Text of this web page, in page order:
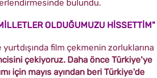
bulundu.
OLDUĞUMUZU HİSSETTİM"
film çekmenin zorluklarına
çekiyoruz. Daha önce Türkiye'ye
için mayıs ayından beri Türkiye'de